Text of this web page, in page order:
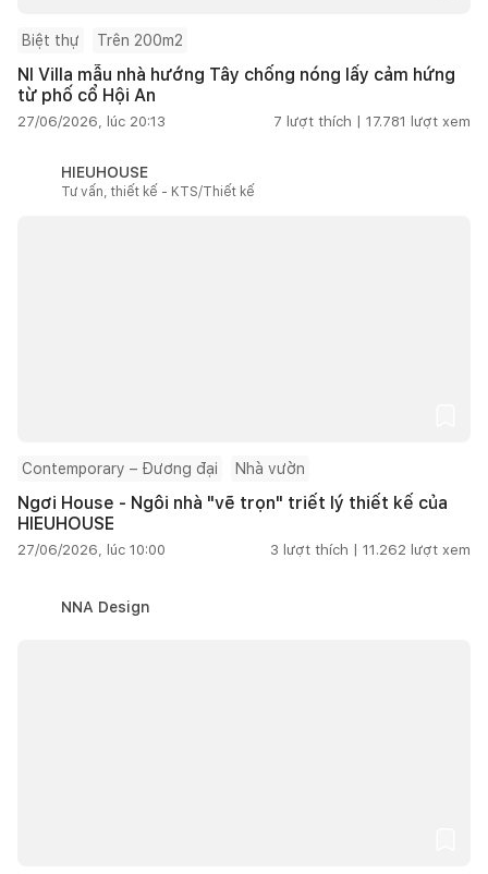
Biệt thự Trên 200m2
NI Villa mẫu nhà hướng Tây chống nóng lấy cảm hứng
từ phố cổ Hội An
27/06/2026, lúc 20:13 7 lượt thích | 17.781 lượt xem
HIEUHOUSE
Tư vấn, thiết kế - KTS/Thiết kế
Contemporary – Đương đại Nhà vườn
Ngơi House - Ngôi nhà "vẽ trọn" triết lý thiết kế của
HIEUHOUSE
27/06/2026, lúc 10:00 3 lượt thích | 11.262 lượt xem
NNA Design